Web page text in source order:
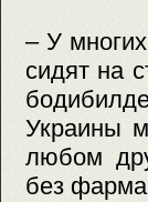
– У
сидят на
Украины
любом
без